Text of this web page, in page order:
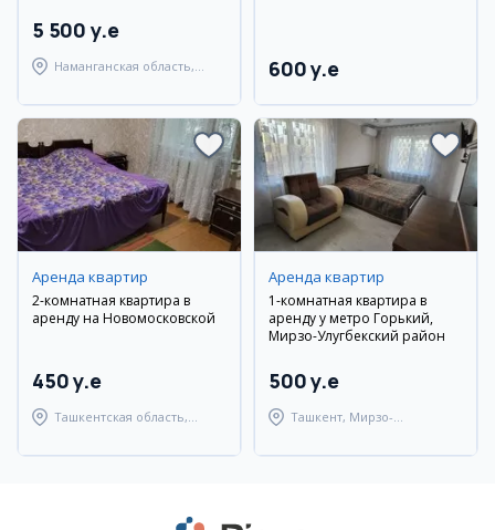
5 500 y.e
Наманганская область,
600 y.e
Аренда квартир
2-комнатная квартира в
аренду на Новомосковской
450 y.e
Ташкентская область,
Аренда квартир
1-комнатная квартира в
аренду у метро Горький,
Мирзо-Улугбекский район
500 y.e
Ташкент, Мирзо-